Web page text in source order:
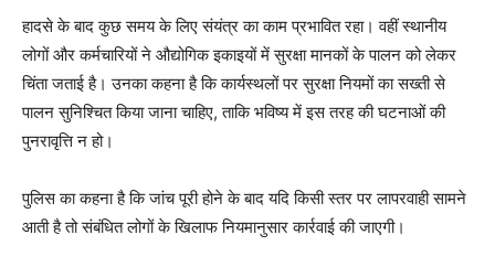
हादसे के बाद कुछ समय के लिए संयंत्र का काम प्रभावित रहा। वहीं स्थानीय
लोगों और कर्मचारियों ने औद्योगिक इकाइयों में सुरक्षा मानकों के पालन को लेकर
चिंता जताई है। उनका कहना है कि कार्यस्थलों पर सुरक्षा नियमों का सख्ती से
पालन सुनिश्चित किया जाना चाहिए, ताकि भविष्य में इस तरह की घटनाओं की
पुनरावृत्ति न हो।
पुलिस का कहना है कि जांच पूरी होने के बाद यदि किसी स्तर पर लापरवाही सामने
आती है तो संबंधित लोगों के खिलाफ नियमानुसार कार्रवाई की जाएगी।